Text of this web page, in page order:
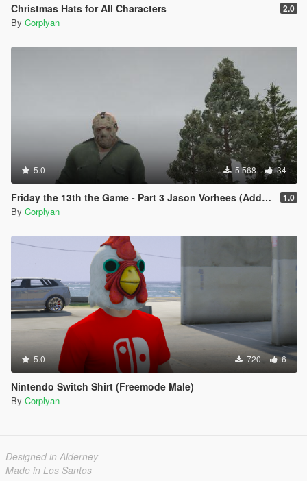
Christmas Hats for All Characters 2.0
By Corplyan
5.0 5.568 34
Friday the 13th the Game - Part 3 Jason Vorhees (Addon) 1.0
By Corplyan
5.0 720 6
Nintendo Switch Shirt (Freemode Male)
By Corplyan
Designed in Alderney
Made in Los Santos